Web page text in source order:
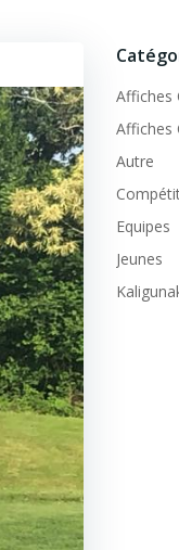
Affiches
Affiches
Autre
Equipes
Jeunes